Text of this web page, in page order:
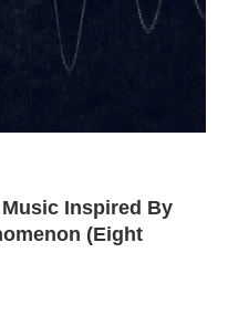
Music Inspired By
(Eight